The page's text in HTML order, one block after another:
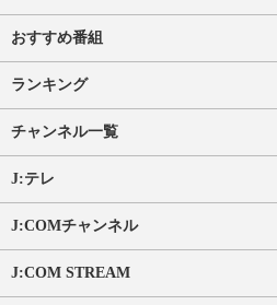
おすすめ番組
ランキング
チャンネル一覧
J:テレ
J:COMチャンネル
J:COM STREAM